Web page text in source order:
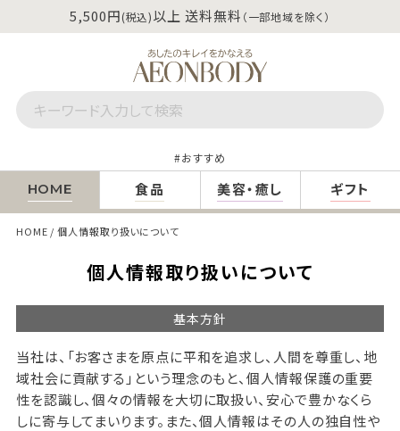
5,500円(税込)以上 送料無料 （一部地域を除く）
おすすめ
HOME 食品 美容・癒し ギフト
HOME 個人情報取り扱いについて
個人情報取り扱いについて
基本方針
当社は、「お客さまを原点に平和を追求し、人間を尊重し、地
域社会に貢献する」という理念のもと、個人情報保護の重要
性を認識し、個々の情報を大切に取扱い、安心で豊かなくら
しに寄与してまいります。また、個人情報はその人の独自性や